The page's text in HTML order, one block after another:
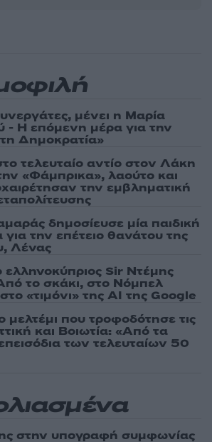
μένει η Μαρία
- Η επόμενη μέρα για την
Δημοκρατία»
τελευταίο αντίο στον Λάκη
«Φάμπρικα», λαούτο και
την εμβληματική
δημοσίευσε μία παιδική
την επέτειο θανάτου της
Λένας
ελληνοκύπριος Sir Ντέμης
το σκάκι, στο Νόμπελ
«τιμόνι» της AI της Google
που τροφοδότησε τις
και Βοιωτία: «Από τα
των τελευταίων 50
στην υπογραφή συμφωνίας